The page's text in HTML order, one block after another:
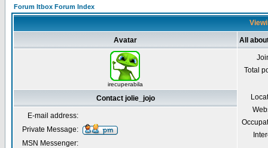
Forum Itbox Forum Index
Avatar All
irecuperabila
Total
Contact jolie_jojo
E-mail address:
Private Message:
MSN Messenger: